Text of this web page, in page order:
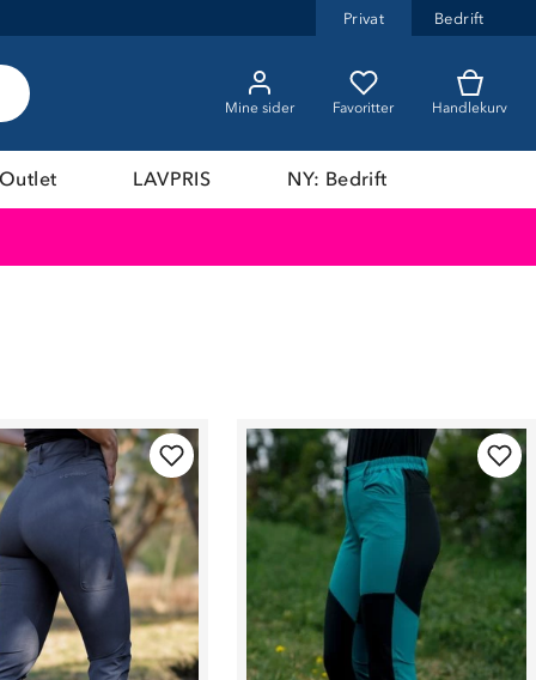
Privat Bedrift
Mine sider Favoritter Handlekurv
LAVPRIS NY: Bedrift